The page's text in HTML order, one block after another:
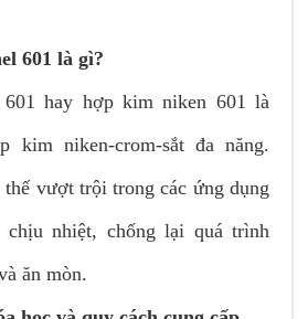
601 là gì?
hay hợp kim niken 601 là
kim niken-crom-sắt đa năng.
vượt trội trong các ứng dụng
nhiệt, chống lại quá trình
ăn mòn.